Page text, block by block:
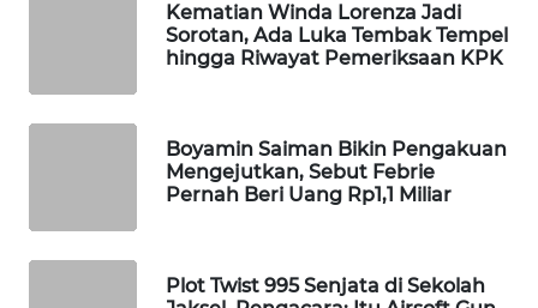
Kematian Winda Lorenza Jadi
Sorotan, Ada Luka Tembak Tempel
hingga Riwayat Pemeriksaan KPK
Boyamin Saiman Bikin Pengakuan
Mengejutkan, Sebut Febrie
Pernah Beri Uang Rp1,1 Miliar
Plot Twist 995 Senjata di Sekolah
WALINKI